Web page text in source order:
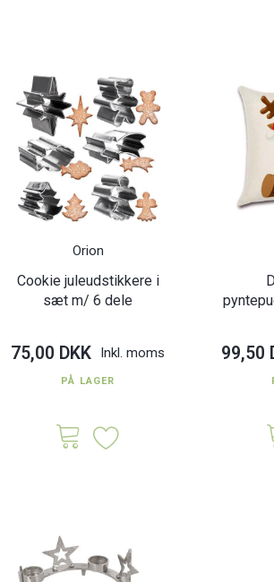
Orion
Cookie juleudstikkere i
sæt m/ 6 dele
75,00 DKK Inkl. moms
PÅ LAGER
99,50